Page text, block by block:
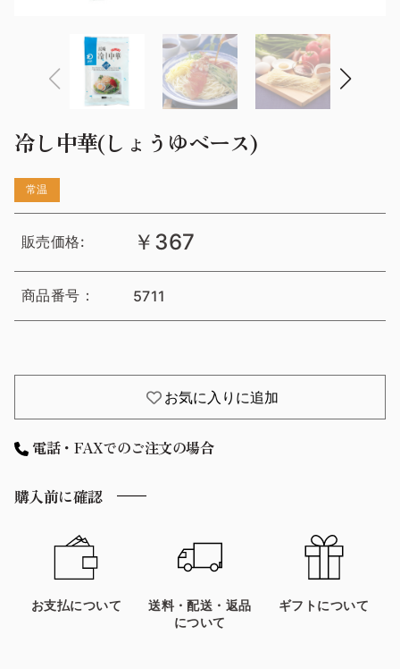
冷し中華(しょうゆベース)
常温
販売価格: ￥367
商品番号： 5711
お気に入りに追加
電話・FAXでのご注文の場合
購入前に確認
お支払について
送料・配送・返品
について
ギフトについて